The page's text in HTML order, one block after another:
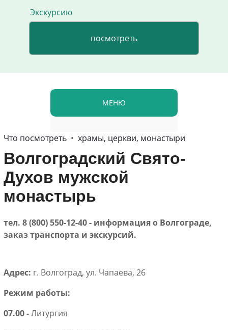
Экскурсию
МЕНЮ
Что посмотреть• храмы, церкви, монастыри
Волгоградский Свято-
Духов мужской
монастырь
тел. 8 (800) 550-12-40 - информация о Волгограде,
заказ транспорта и экскурсий.
Адрес: г. Волгоград, ул. Чапаева, 26
Режим работы:
07.00 -Литургия